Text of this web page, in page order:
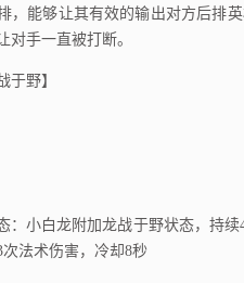
，能够让其有效的输出对方后排
对手一直被打断。
野】
小白龙附加龙战于野状态，持续4
法术伤害，冷却8秒